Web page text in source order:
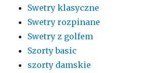
Swetry klasyczne
Swetry rozpinane
Swetry z golfem
Szorty basic
szorty damskie